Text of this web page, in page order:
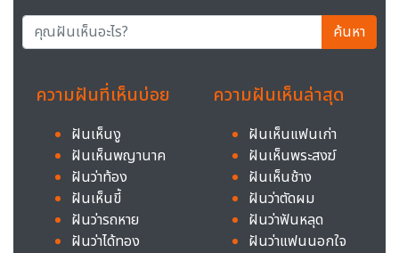
ค้นหา
ความฝันที่เห็นบ่อย
ฝันเห็นงู
ฝันเห็นพญานาค
ฝันว่าท้อง
ฝันเห็นขี้
ฝันว่ารถหาย
ฝันว่าได้ทอง
ความฝันเห็นล่าสุด
ฝันเห็นแฟนเก่า
ฝันเห็นพระสงฆ์
ฝันเห็นช้าง
ฝันว่าตัดผม
ฝันว่าฟันหลุด
ฝันว่าแฟนนอกใจ